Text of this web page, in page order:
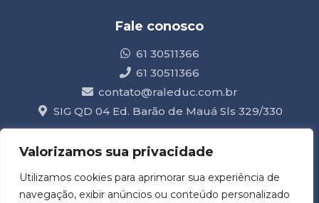
Valorizamos sua privacidade
Utilizamos cookies para aprimorar sua experiência de
navegação, exibir anúncios ou conteúdo personalizado
Fale conosco
61 30511366
61 30511366
contato@raleduc.com.br
SIG QD 04 Ed. Barão de Mauá Sls 329/330
CNPJ: 04.615.450/0001-40